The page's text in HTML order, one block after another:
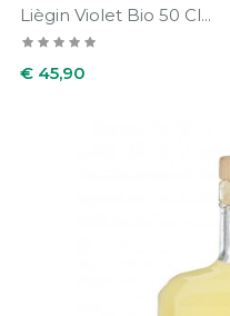
Liègin Violet Bio 50 Cl...
Prijs
€ 45,90